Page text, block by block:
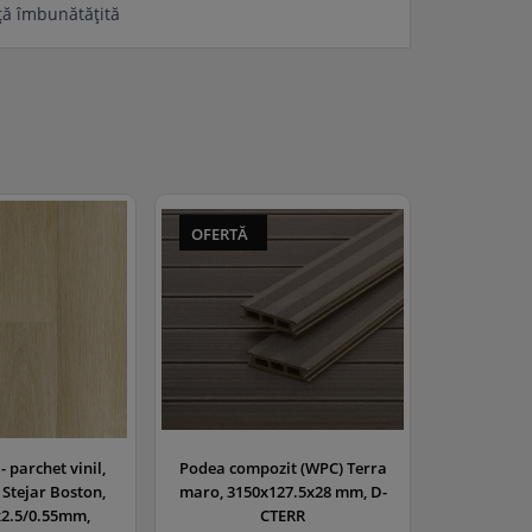
îmbunătățită
- parchet vinil,
Boston,
0.55mm,
OFERTĂ
Podea compozit (WPC) Terra
maro, 3150x127.5x28 mm, D-
CTERR